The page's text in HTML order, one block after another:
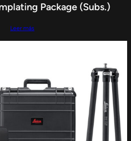
Package (Subs.)
Leer más